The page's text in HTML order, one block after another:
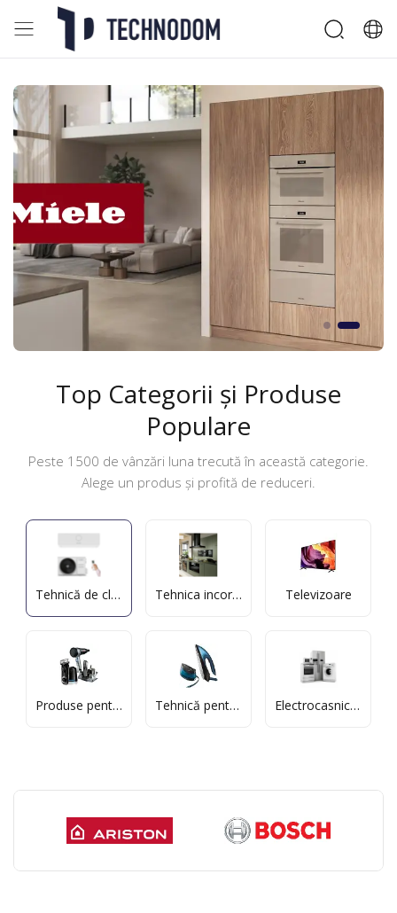
Top Categorii și Produse
Populare
Peste 1500 de vânzări luna trecută în această categorie.
Alege un produs și profită de reduceri.
Tehnică de climatizare Tehnica incorporata Televizoare
Produse pentru frumusete si sanatate Tehnică pentru casă Electrocasnice mari